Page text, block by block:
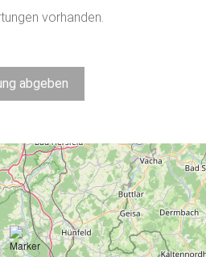
vorhanden.
abgeben